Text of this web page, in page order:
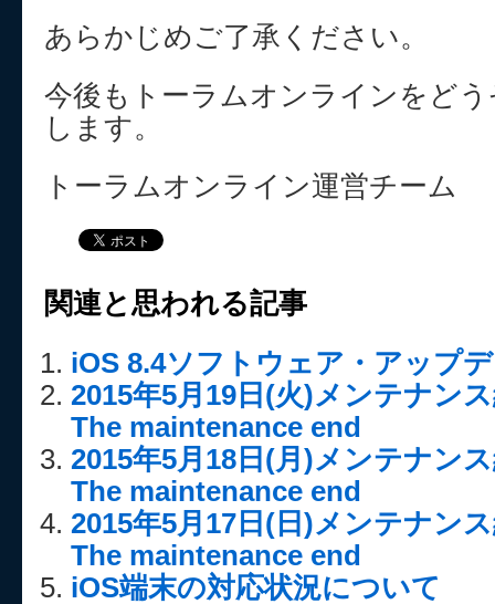
あらかじめご了承ください。
今後もトーラムオンラインをど
します。
トーラムオンライン運営チーム
関連と思われる記事
iOS 8.4ソフトウェア・アップ
2015年5月19日(火)メンテナン
The maintenance end
2015年5月18日(月)メンテナン
The maintenance end
2015年5月17日(日)メンテナン
The maintenance end
iOS端末の対応状況について